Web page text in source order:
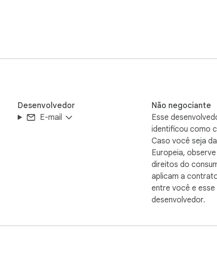
Desenvolvedor
E-mail
Não negociante
Esse
identificou como
Caso você seja
Europeia,
direitos do
aplicam a
entre você e esse
desenvolvedor.